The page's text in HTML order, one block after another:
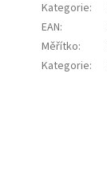
Kategorie:
EAN:
Měřítko:
Kategorie: